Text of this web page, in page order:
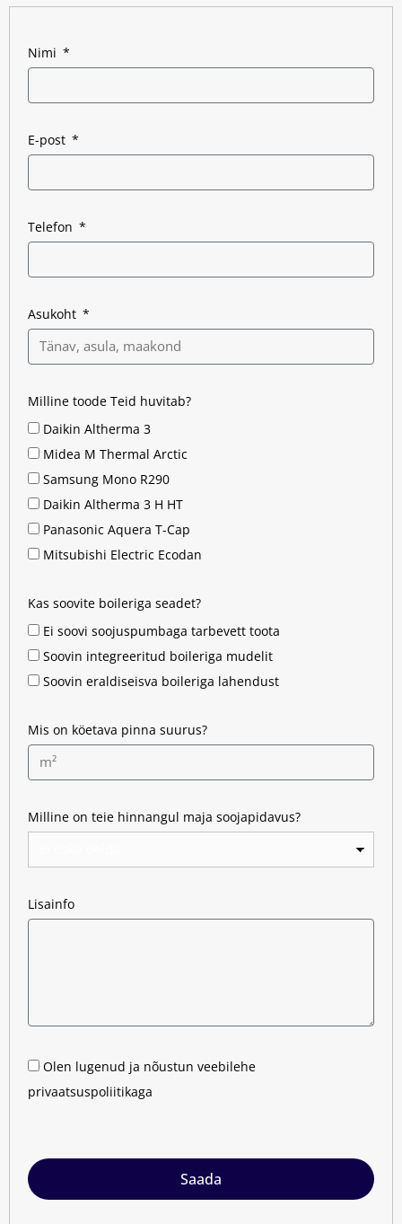
Meie spetsialistid omavad
pikaajalist kogemust ning
on valmis pakkuma
lahendust.
Nimi
E-post
Telefon
Asukoht
Milline toode Teid huvitab?
Daikin Altherma 3
Midea M Thermal Arctic
Samsung Mono R290
Daikin Altherma 3 H HT
Panasonic Aquera T-Cap
Mitsubishi Electric Ecodan
Kas soovite boileriga seadet?
Ei soovi soojuspumbaga tarbevett toota
Soovin integreeritud boileriga mudelit
Soovin eraldiseisva boileriga lahendust
Mis on köetava pinna suurus?
Milline on teie hinnangul maja soojapidavus?
Lisainfo
Olen lugenud ja nõustun veebilehe
privaatsuspoliitikaga
Saada